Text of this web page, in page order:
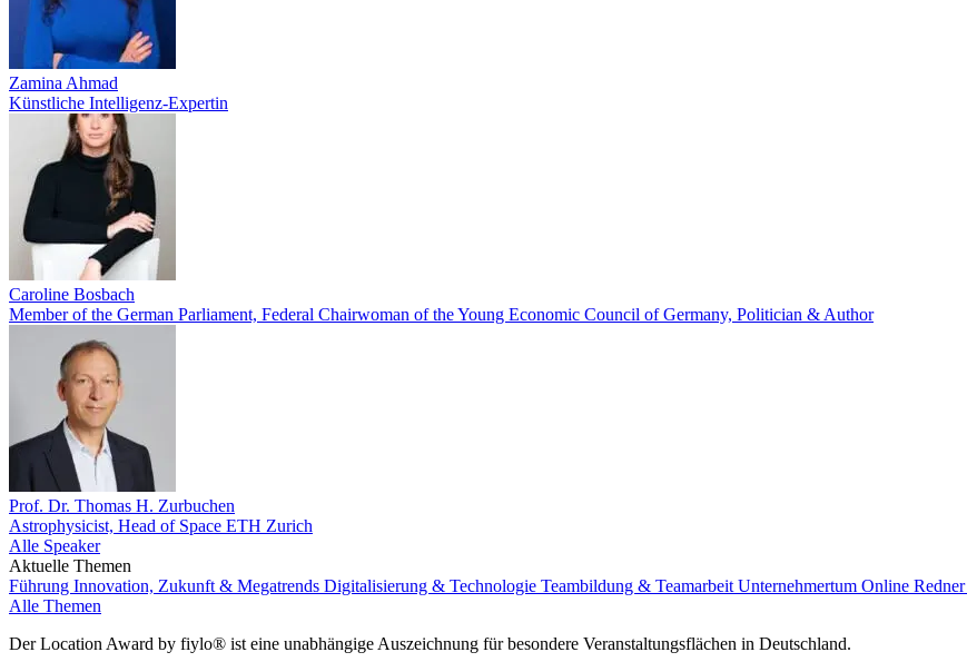
Zamina Ahmad
Künstliche Intelligenz-Expertin
Caroline Bosbach
Member of the German Parliament, Federal Chairwoman of the Young Economic Council of Germany, Politician & Author
Prof. Dr. Thomas H. Zurbuchen
Astrophysicist, Head of Space ETH Zurich
Alle Speaker
Aktuelle Themen
Führung Innovation, Zukunft & Megatrends Digitalisierung & Technologie Teambildung & Teamarbeit Unternehmertum Online Redner
Alle Themen
Der Location Award by fiylo® ist eine unabhängige Auszeichnung für besondere Veranstaltungsflächen in Deutschland.